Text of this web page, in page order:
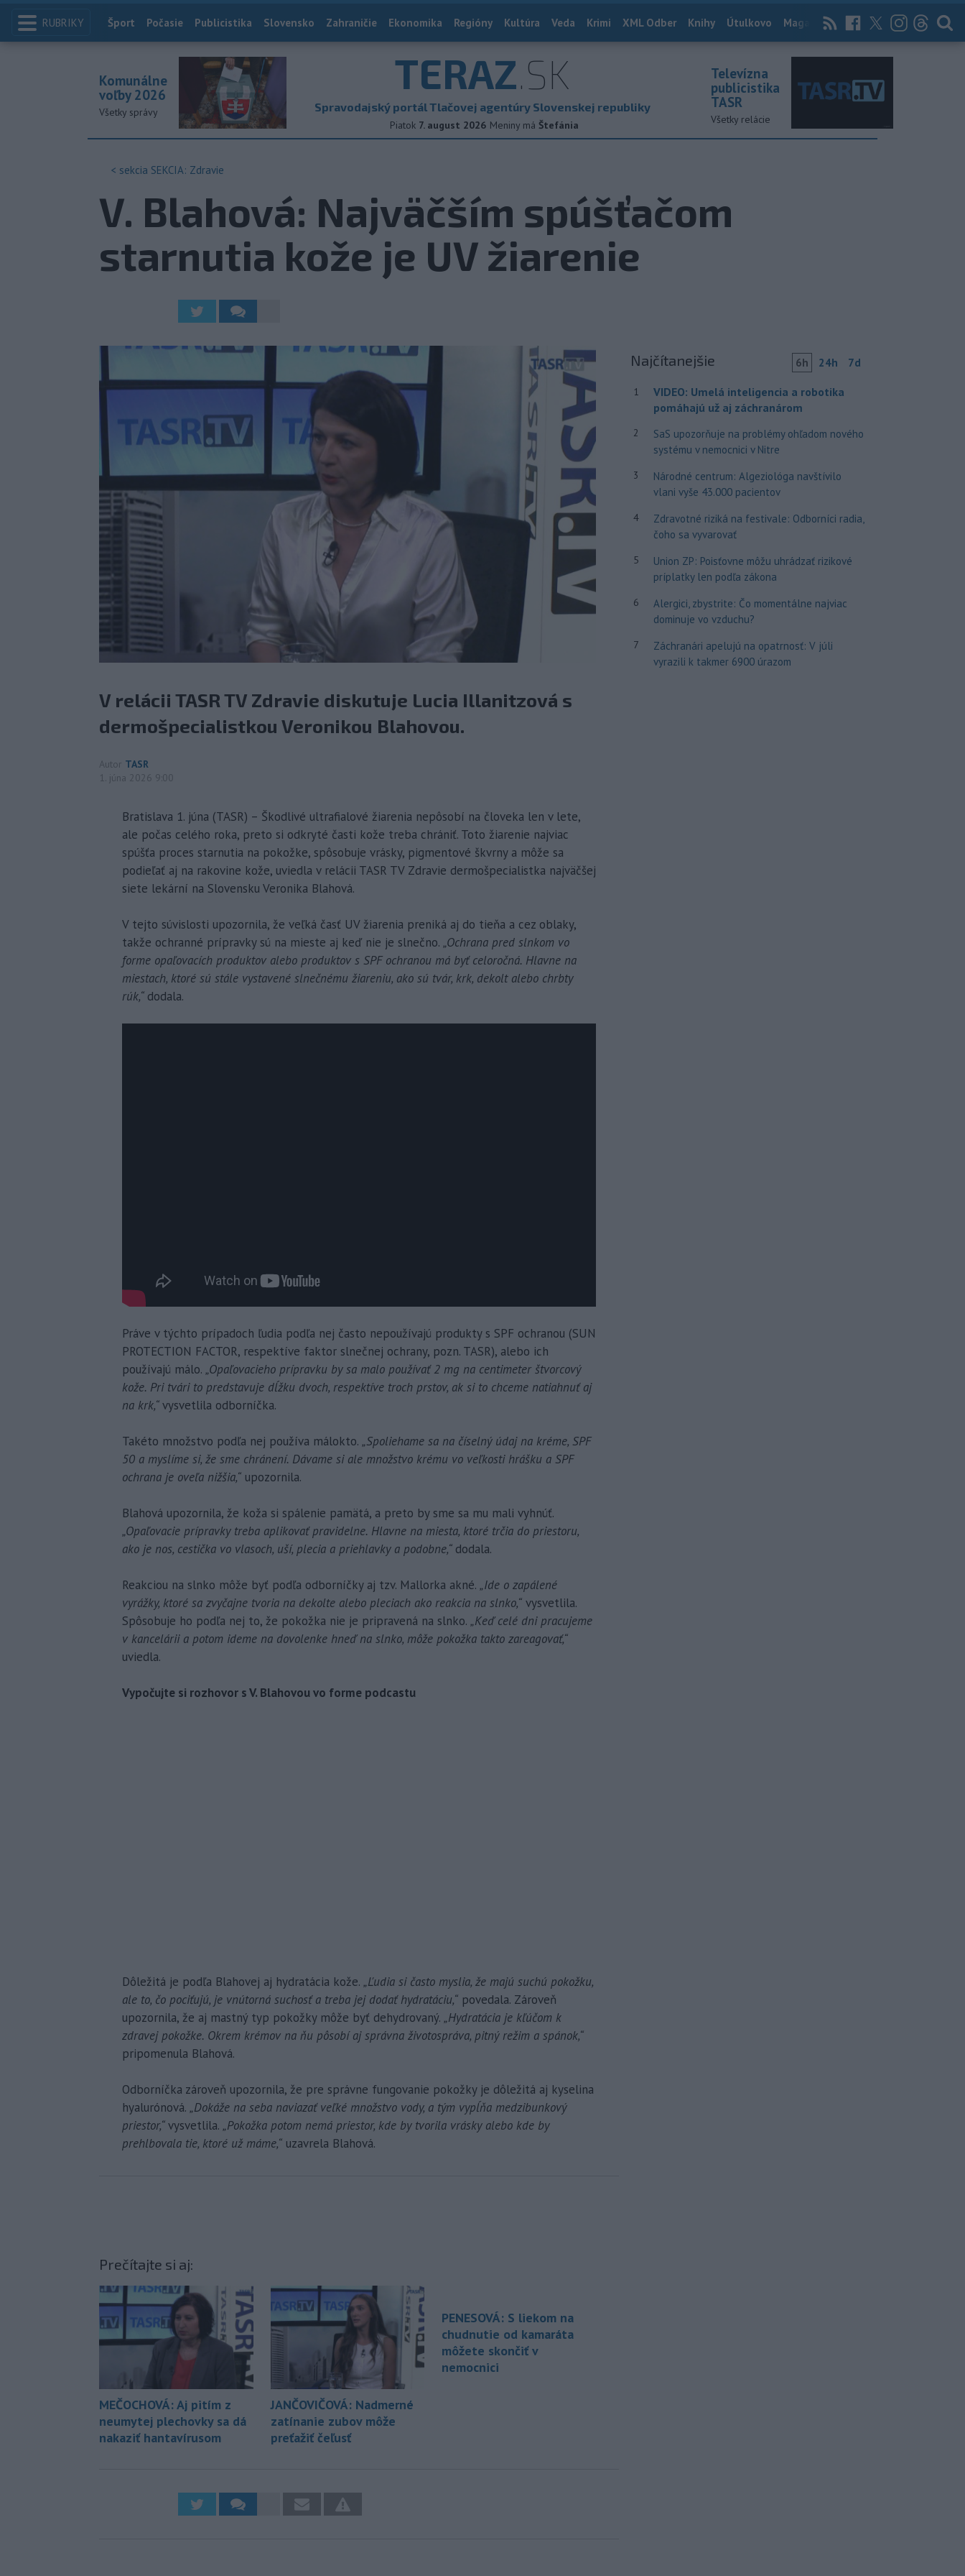
RUBRIKY Index
Šport Počasie Publicistika Slovensko Zahraničie Ekonomika Regióny Kultúra Veda Krimi XML Odber Knihy Útulkovo Magazín News Now Archív
TERAZ.SK
Spravodajský portál Tlačovej agentúry Slovenskej republiky
Piatok 7. august 2026 Meniny má Štefánia
Komunálne
voľby 2026
Všetky správy
Televízna
publicistika
TASR
Všetky relácie
< sekcia SEKCIA: Zdravie
V. Blahová: Najväčším spúšťačom
starnutia kože je UV žiarenie
V relácii TASR TV Zdravie diskutuje Lucia Illanitzová s
dermošpecialistkou Veronikou Blahovou.
Autor TASR
1. júna 2026 9:00
Bratislava 1. júna (TASR) – Škodlivé ultrafialové žiarenia nepôsobí na človeka len v lete,
ale počas celého roka, preto si odkryté časti kože treba chrániť. Toto žiarenie najviac
spúšťa proces starnutia na pokožke, spôsobuje vrásky, pigmentové škvrny a môže sa
podieľať aj na rakovine kože, uviedla v relácii TASR TV Zdravie dermošpecialistka najväčšej
siete lekární na Slovensku Veronika Blahová.
V tejto súvislosti upozornila, že veľká časť UV žiarenia preniká aj do tieňa a cez oblaky,
takže ochranné prípravky sú na mieste aj keď nie je slnečno. „Ochrana pred slnkom vo
forme opaľovacích produktov alebo produktov s SPF ochranou má byť celoročná. Hlavne na
miestach, ktoré sú stále vystavené slnečnému žiareniu, ako sú tvár, krk, dekolt alebo chrbty
rúk,“ dodala.
Práve v týchto prípadoch ľudia podľa nej často nepoužívajú produkty s SPF ochranou (SUN
PROTECTION FACTOR, respektíve faktor slnečnej ochrany, pozn. TASR), alebo ich
používajú málo. „Opaľovacieho prípravku by sa malo používať 2 mg na centimeter štvorcový
kože. Pri tvári to predstavuje dĺžku dvoch, respektíve troch prstov, ak si to chceme natiahnuť aj
na krk,“vysvetlila odborníčka.
Takéto množstvo podľa nej používa málokto. „Spoliehame sa na číselný údaj na kréme, SPF
50 a myslíme si, že sme chránení. Dávame si ale množstvo krému vo veľkosti hrášku a SPF
ochrana je oveľa nižšia,“ upozornila.
Blahová upozornila, že koža si spálenie pamätá, a preto by sme sa mu mali vyhnúť.
„Opaľovacie prípravky treba aplikovať pravidelne. Hlavne na miesta, ktoré trčia do priestoru,
ako je nos, cestička vo vlasoch, uší, plecia a priehlavky a podobne,“ dodala.
Reakciou na slnko môže byť podľa odborníčky aj tzv. Mallorka akné. „Ide o zapálené
vyrážky, ktoré sa zvyčajne tvoria na dekolte alebo pleciach ako reakcia na slnko,“ vysvetlila.
Spôsobuje ho podľa nej to, že pokožka nie je pripravená na slnko. „Keď celé dni pracujeme
v kancelárii a potom ideme na dovolenke hneď na slnko, môže pokožka takto zareagovať,“
uviedla.
Vypočujte si rozhovor s V. Blahovou vo forme podcastu
Dôležitá je podľa Blahovej aj hydratácia kože. „Ľudia si často myslia, že majú suchú pokožku,
ale to, čo pociťujú, je vnútorná suchosť a treba jej dodať hydratáciu,“ povedala. Zároveň
upozornila, že aj mastný typ pokožky môže byť dehydrovaný. „Hydratácia je kľúčom k
zdravej pokožke. Okrem krémov na ňu pôsobí aj správna životospráva, pitný režim a spánok,“
pripomenula Blahová.
Odborníčka zároveň upozornila, že pre správne fungovanie pokožky je dôležitá aj kyselina
hyalurónová. „Dokáže na seba naviazať veľké množstvo vody, a tým vypĺňa medzibunkový
priestor,“vysvetlila. „Pokožka potom nemá priestor, kde by tvorila vrásky alebo kde by
prehlbovala tie, ktoré už máme,“ uzavrela Blahová.
Prečítajte si aj:
MEČOCHOVÁ: Aj pitím z
neumytej plechovky sa dá
nakaziť hantavírusom
JANČOVIČOVÁ: Nadmerné
zatínanie zubov môže
preťažiť čeľusť
PENESOVÁ: S liekom na
chudnutie od kamaráta
môžete skončiť v
nemocnici
Najčítanejšie 6h 24h 7d
1
VIDEO: Umelá inteligencia a robotika
pomáhajú už aj záchranárom
2
SaS upozorňuje na problémy ohľadom nového
systému v nemocnici v Nitre
3
Národné centrum: Algeziológa navštívilo
vlani vyše 43.000 pacientov
4
Zdravotné riziká na festivale: Odborníci radia,
čoho sa vyvarovať
5
Union ZP: Poisťovne môžu uhrádzať rizikové
príplatky len podľa zákona
6
Alergici, zbystrite: Čo momentálne najviac
dominuje vo vzduchu?
7
Záchranári apelujú na opatrnosť: V júli
vyrazili k takmer 6900 úrazom